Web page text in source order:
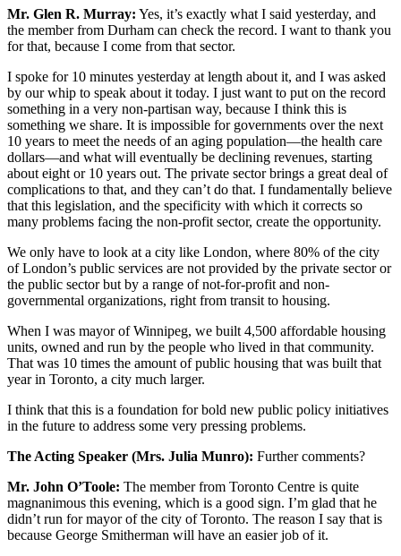
Mr. Glen R. Murray: Yes, it’s exactly what I said yesterday, and
the member from Durham can check the record. I want to thank you
for that, because I come from that sector.
I spoke for 10 minutes yesterday at length about it, and I was asked
by our whip to speak about it today. I just want to put on the record
something in a very non-partisan way, because I think this is
something we share. It is impossible for governments over the next
10 years to meet the needs of an aging population—the health care
dollars—and what will eventually be declining revenues, starting
about eight or 10 years out. The private sector brings a great deal of
complications to that, and they can’t do that. I fundamentally believe
that this legislation, and the specificity with which it corrects so
many problems facing the non-profit sector, create the opportunity.
We only have to look at a city like London, where 80% of the city
of London’s public services are not provided by the private sector or
the public sector but by a range of not-for-profit and non-
governmental organizations, right from transit to housing.
When I was mayor of Winnipeg, we built 4,500 affordable housing
units, owned and run by the people who lived in that community.
That was 10 times the amount of public housing that was built that
year in Toronto, a city much larger.
I think that this is a foundation for bold new public policy initiatives
in the future to address some very pressing problems.
The Acting Speaker (Mrs. Julia Munro): Further comments?
Mr. John O’Toole: The member from Toronto Centre is quite
magnanimous this evening, which is a good sign. I’m glad that he
didn’t run for mayor of the city of Toronto. The reason I say that is
because George Smitherman will have an easier job of it.